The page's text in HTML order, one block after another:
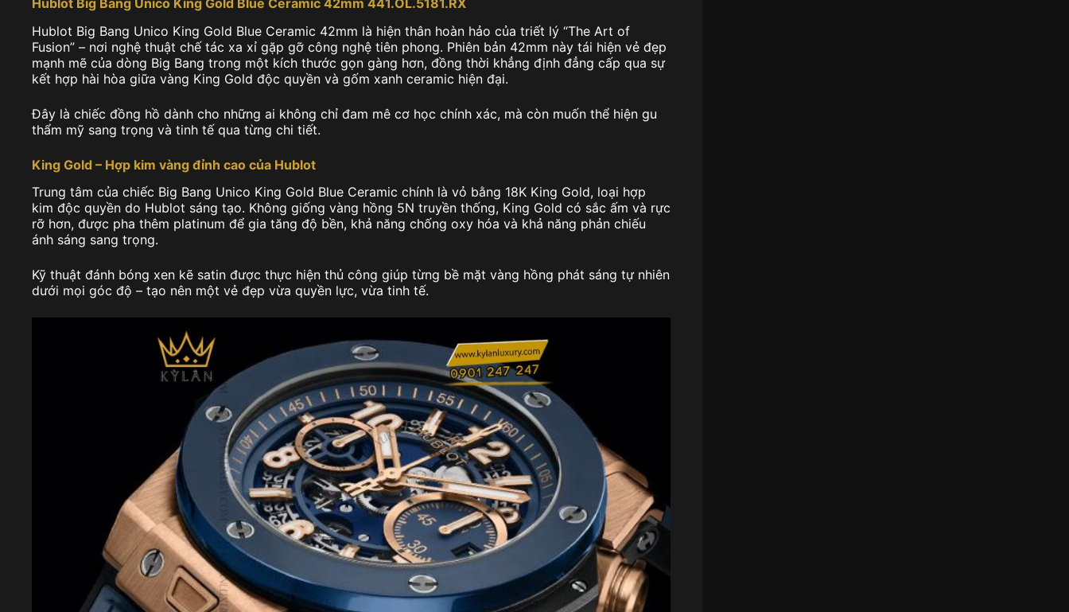
Hublot Big Bang Unico King Gold Blue Ceramic 42mm là hiện thân hoàn hảo của triết lý “The Art of
Fusion” – nơi nghệ thuật chế tác xa xỉ gặp gỡ công nghệ tiên phong. Phiên bản 42mm này tái hiện vẻ đẹp
mạnh mẽ của dòng Big Bang trong một kích thước gọn gàng hơn, đồng thời khẳng định đẳng cấp qua sự
kết hợp hài hòa giữa vàng King Gold độc quyền và gốm xanh ceramic hiện đại.
Đây là chiếc đồng hồ dành cho những ai không chỉ đam mê cơ học chính xác, mà còn muốn thể hiện gu
thẩm mỹ sang trọng và tinh tế qua từng chi tiết.
King Gold – Hợp kim vàng đỉnh cao của Hublot
Trung tâm của chiếc Big Bang Unico King Gold Blue Ceramic chính là vỏ bằng 18K King Gold, loại hợp
kim độc quyền do Hublot sáng tạo. Không giống vàng hồng 5N truyền thống, King Gold có sắc ấm và rực
rỡ hơn, được pha thêm platinum để gia tăng độ bền, khả năng chống oxy hóa và khả năng phản chiếu
ánh sáng sang trọng.
Kỹ thuật đánh bóng xen kẽ satin được thực hiện thủ công giúp từng bề mặt vàng hồng phát sáng tự nhiên
dưới mọi góc độ – tạo nên một vẻ đẹp vừa quyền lực, vừa tinh tế.